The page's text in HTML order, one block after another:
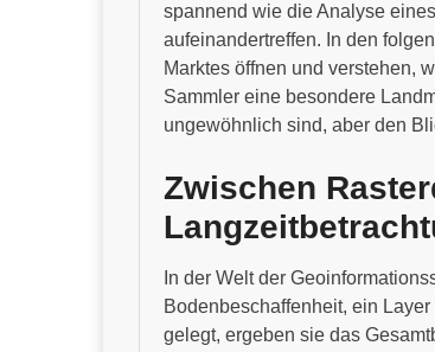
spannend wie die Analyse
aufeinandertreffen. In den
Marktes öffnen und verstehen,
Sammler eine besondere
ungewöhnlich sind, aber den
Zwischen
In der Welt der
Bodenbeschaffenheit, ein
gelegt, ergeben sie das